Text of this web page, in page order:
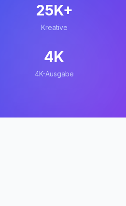
25K+
Kreative
4K
4K-Ausgabe